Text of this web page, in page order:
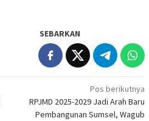
SEBARKAN
Pos berikutnya
RPJMD 2025-2029 Jadi Arah Baru
Pembangunan Sumsel, Wagub